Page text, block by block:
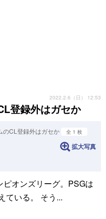
登録外はガセか
2022.2.6（日） 12:53
のCL登録外はガセか 全 1 枚
拡大写真
オンズリーグ。PSGは
ている。 そう...